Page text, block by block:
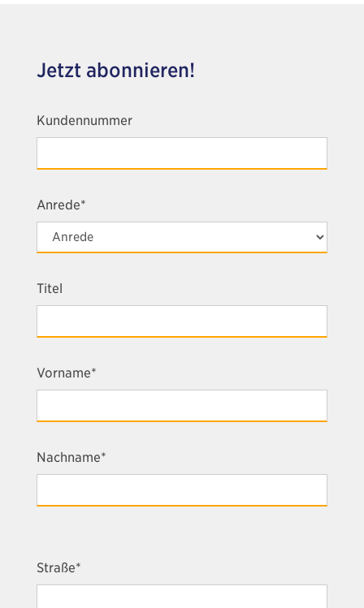
Jetzt abonnieren!
Kundennummer
Anrede*
Titel
Vorname*
Nachname*
Straße*